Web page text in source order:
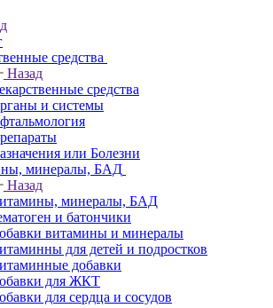
средства
Назад
средства
и системы
или Болезни
минералы, БАД
Назад
минералы, БАД
и батончики
витамины и минералы
для детей и подростков
добавки
для ЖКТ
для сердца и сосудов